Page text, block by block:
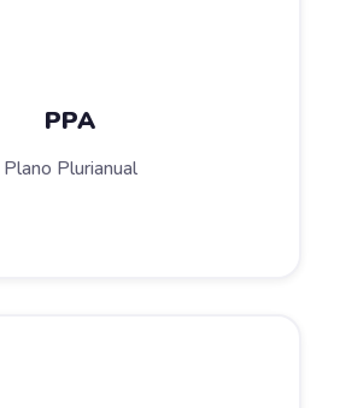
PPA
Plano Plurianual